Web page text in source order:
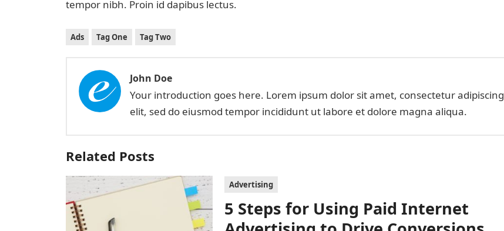
tempor nibh. Proin id dapibus lectus.
Ads Tag One Tag Two
John Doe
Your introduction goes here. Lorem ipsum dolor sit amet, consectetur adipiscing
elit, sed do eiusmod tempor incididunt ut labore et dolore magna aliqua.
Related Posts
Advertising
5 Steps for Using Paid Internet